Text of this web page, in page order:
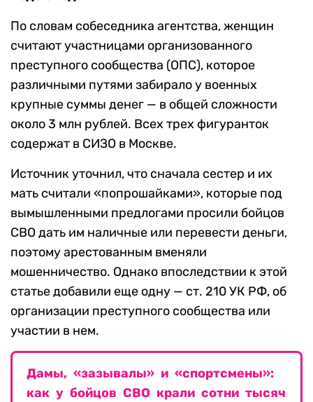
По словам собеседника агентства, женщин
считают участницами организованного
преступного сообщества (ОПС), которое
различными путями забирало у военных
крупные суммы денег — в общей сложности
около 3 млн рублей. Всех трех фигуранток
содержат в СИЗО в Москве.
Источник уточнил, что сначала сестер и их
мать считали «попрошайками», которые под
вымышленными предлогами просили бойцов
СВО дать им наличные или перевести деньги,
поэтому арестованным вменяли
мошенничество. Однако впоследствии к этой
статье добавили еще одну — ст. 210 УК РФ, об
организации преступного сообщества или
участии в нем.
Дамы, «зазывалы» и «спортсмены»:
как у бойцов СВО крали сотни тысяч